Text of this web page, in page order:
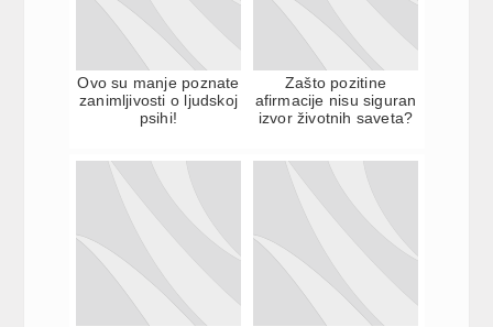
Ovo su manje poznate
zanimljivosti o ljudskoj
psihi!
Zašto pozitine
afirmacije nisu siguran
izvor životnih saveta?